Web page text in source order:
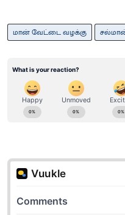
மான் வேட்டை வழக்கு